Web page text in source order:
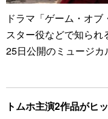
ドラマ「ゲーム・オ
スター役などで知られ
25日公開のミュージカ
トムホ主演2作品がヒ